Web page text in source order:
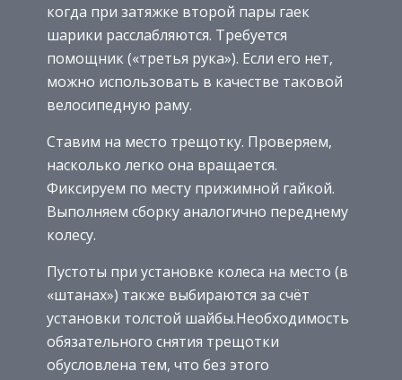
когда при затяжке второй пары гаек
шарики расслабляются. Требуется
помощник («третья рука»). Если его нет,
можно использовать в качестве таковой
велосипедную раму.
Ставим на место трещотку. Проверяем,
насколько легко она вращается.
Фиксируем по месту прижимной гайкой.
Выполняем сборку аналогично переднему
колесу.
Пустоты при установке колеса на место (в
«штанах») также выбираются за счёт
установки толстой шайбы.Необходимость
обязательного снятия трещотки
обусловлена тем, что без этого